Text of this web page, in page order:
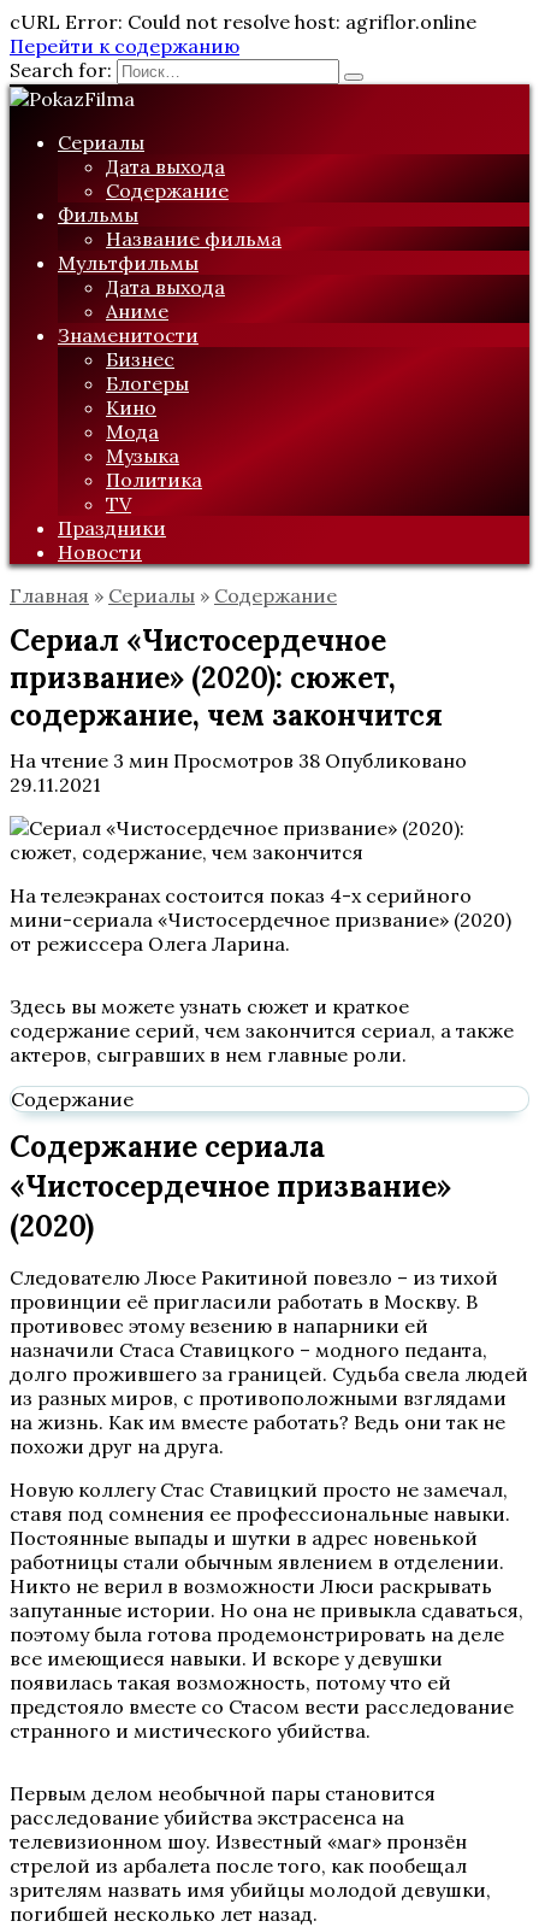
cURL Error: Could not resolve host: agriflor.online
Перейти к содержанию
Search for:
Сериалы
Дата выхода
Содержание
Фильмы
Название фильма
Мультфильмы
Дата выхода
Аниме
Знаменитости
Бизнес
Блогеры
Кино
Мода
Музыка
Политика
TV
Праздники
Новости
Главная » Сериалы » Содержание
Сериал «Чистосердечное
призвание» (2020): сюжет,
содержание, чем закончится
На чтение 3 мин Просмотров 38 Опубликовано
29.11.2021
На телеэкранах состоится показ 4-х серийного
мини-сериала «Чистосердечное призвание» (2020)
от режиссера Олега Ларина.
Здесь вы можете узнать сюжет и краткое
содержание серий, чем закончится сериал, а также
актеров, сыгравших в нем главные роли.
Содержание
Содержание сериала
«Чистосердечное призвание»
(2020)
Следователю Люсе Ракитиной повезло – из тихой
провинции её пригласили работать в Москву. В
противовес этому везению в напарники ей
назначили Стаса Ставицкого – модного педанта,
долго прожившего за границей. Судьба свела людей
из разных миров, с противоположными взглядами
на жизнь. Как им вместе работать? Ведь они так не
похожи друг на друга.
Новую коллегу Стас Ставицкий просто не замечал,
ставя под сомнения ее профессиональные навыки.
Постоянные выпады и шутки в адрес новенькой
работницы стали обычным явлением в отделении.
Никто не верил в возможности Люси раскрывать
запутанные истории. Но она не привыкла сдаваться,
поэтому была готова продемонстрировать на деле
все имеющиеся навыки. И вскоре у девушки
появилась такая возможность, потому что ей
предстояло вместе со Стасом вести расследование
странного и мистического убийства.
Первым делом необычной пары становится
расследование убийства экстрасенса на
телевизионном шоу. Известный «маг» пронзён
стрелой из арбалета после того, как пообещал
зрителям назвать имя убийцы молодой девушки,
погибшей несколько лет назад.